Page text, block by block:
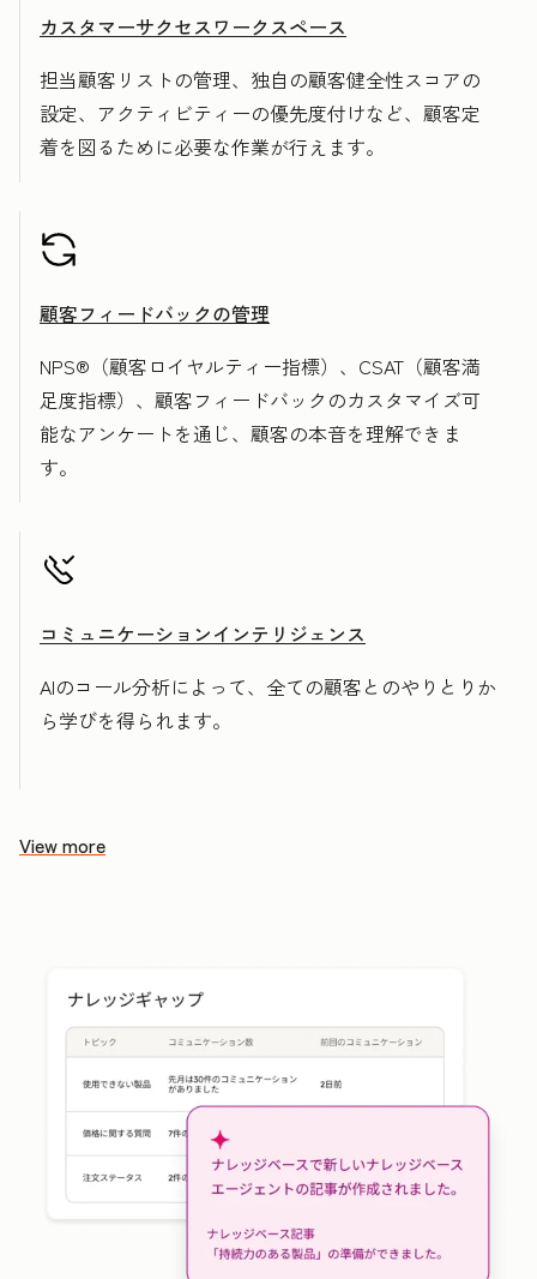
カスタマーサクセスワークスペース
担当顧客リストの管理、独自の顧客健全性スコアの
設定、アクティビティーの優先度付けなど、顧客定
着を図るために必要な作業が行えます。
顧客フィードバックの管理
NPS®（顧客ロイヤルティー指標）、CSAT（顧客満
足度指標）、顧客フィードバックのカスタマイズ可
能なアンケートを通じ、顧客の本音を理解できま
す。
コミュニケーションインテリジェンス
AIのコール分析によって、全ての顧客とのやりとりか
ら学びを得られます。
View more